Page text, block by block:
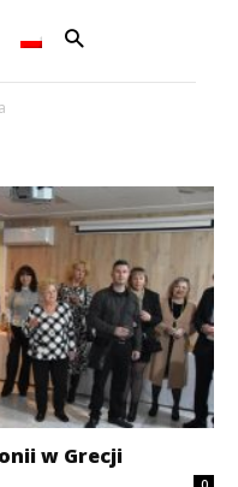
w Grecji